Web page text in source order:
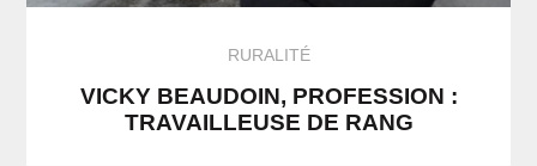
RURALITÉ
VICKY BEAUDOIN, PROFESSION :
TRAVAILLEUSE DE RANG